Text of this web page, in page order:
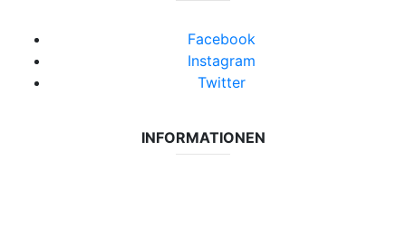
Facebook
Instagram
Twitter
INFORMATIONEN